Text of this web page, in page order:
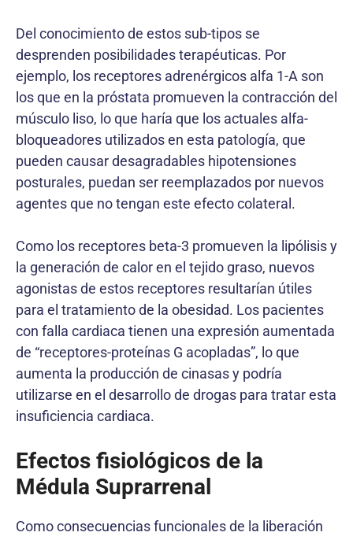
Del conocimiento de estos sub-tipos se
desprenden posibilidades terapéuticas. Por
ejemplo, los receptores adrenérgicos alfa 1-A son
los que en la próstata promueven la contracción del
músculo liso, lo que haría que los actuales alfa-
bloqueadores utilizados en esta patología, que
pueden causar desagradables hipotensiones
posturales, puedan ser reemplazados por nuevos
agentes que no tengan este efecto colateral.
Como los receptores beta-3 promueven la lipólisis y
la generación de calor en el tejido graso, nuevos
agonistas de estos receptores resultarían útiles
para el tratamiento de la obesidad. Los pacientes
con falla cardiaca tienen una expresión aumentada
de “receptores-proteínas G acopladas”, lo que
aumenta la producción de cinasas y podría
utilizarse en el desarrollo de drogas para tratar esta
insuficiencia cardiaca.
Efectos fisiológicos de la
Médula Suprarrenal
Como consecuencias funcionales de la liberación